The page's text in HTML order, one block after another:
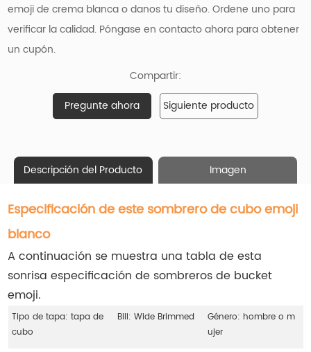
emoji de crema blanca o danos tu diseño. Ordene uno para
verificar la calidad. Póngase en contacto ahora para obtener
un cupón.
Compartir:
Pregunte ahora
Siguiente producto
Descripción del Producto Imagen
Especificación de este sombrero de cubo emoji
blanco
A continuación se muestra una tabla de esta
sonrisa especificación de sombreros de bucket
emoji.
Tipo de tapa: tapa de
cubo
Bill: Wide Brimmed
Género: hombre o m
ujer